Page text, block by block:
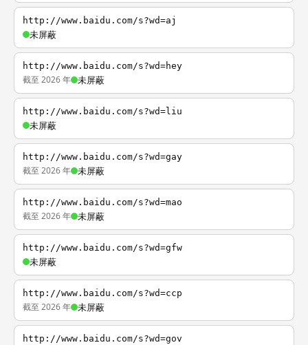
http://www.baidu.com/s?wd=aj
未屏蔽
http://www.baidu.com/s?wd=hey
截至 2026 年 未屏蔽
http://www.baidu.com/s?wd=liu
未屏蔽
http://www.baidu.com/s?wd=gay
截至 2026 年 未屏蔽
http://www.baidu.com/s?wd=mao
截至 2026 年 未屏蔽
http://www.baidu.com/s?wd=gfw
未屏蔽
http://www.baidu.com/s?wd=ccp
截至 2026 年 未屏蔽
http://www.baidu.com/s?wd=gov